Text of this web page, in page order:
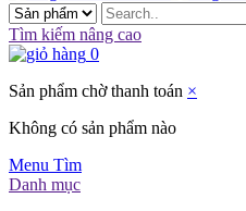
Tìm kiếm nâng cao
0
Sản phẩm chờ thanh toán ×
Không có sản phẩm nào
Menu Tìm
Danh mục